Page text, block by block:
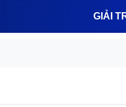
GIẢI